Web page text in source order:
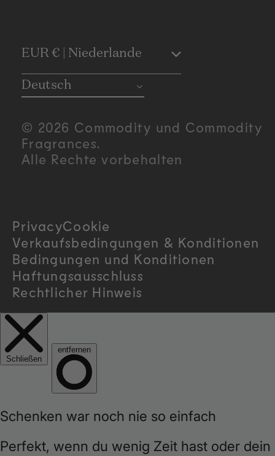
C
o
u
n
y
/
r
e
g
o
n
EUR € | Niederlande
Deutsch
© 2026 Commodity und Commodity
Fragrances.
Alle Rechte vorbehalten
PrivacyCookie
Verkaufsbedingungen & Konditionen
Bedingungen und Konditionen
Haftungsausschluss
Rechtlicher Hinweis